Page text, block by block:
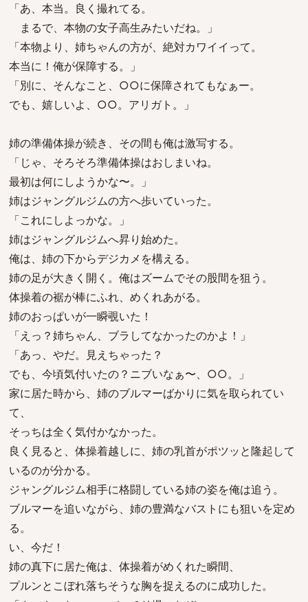
「あ、本当。良く撮れてる。
まるで、本物の女子高生みたいだね。」
「本物より、姉ちゃんの方が、絶対カワイイって。
本当に！俺が保障する。」
「別に、そんなこと、○○に保障されてもなぁー。
でも、嬉しいよ、○○。アリガト。」
姉の準備体操が続き、その間も俺は激写する。
「じゃ、そろそろ準備体操はおしまいね。
最初は何にしようかな〜。」
姉はジャングルジムの方へ歩いていった。
「これにしよっかな。」
姉はジャングルジムへ昇り始めた。
俺は、姉の下からデジカメを構える。
姉の足が大きく開く。俺はズームでその股間を狙う。
体操着の裾が棒にふれ、めくれあがる。
姉のおっぱいが一瞬覗いた！
「えっ？姉ちゃん、ブラしてなかったのかよ！」
「あっ、やだ。見えちゃった？
でも、今頃気付いたの？ニブいなぁ〜、○○。」
家に居た時から、姉のブルマーばかりに気を取られてい
て、
そっちは全く気付かなかった。
良く見ると、体操着越しに、姉の乳首がポツッと隆起して
いるのが分かる。
ジャングルジム相手に格闘している姉の姿を俺は追う。
ブルマーを追いながら、姉の豊満なバストにも狙いを定め
る。
い、今だ！
姉の真下に居た俺は、体操着がめくれた瞬間、
プルンとこぼれ落ちそうな胸を捉えるのに成功した。